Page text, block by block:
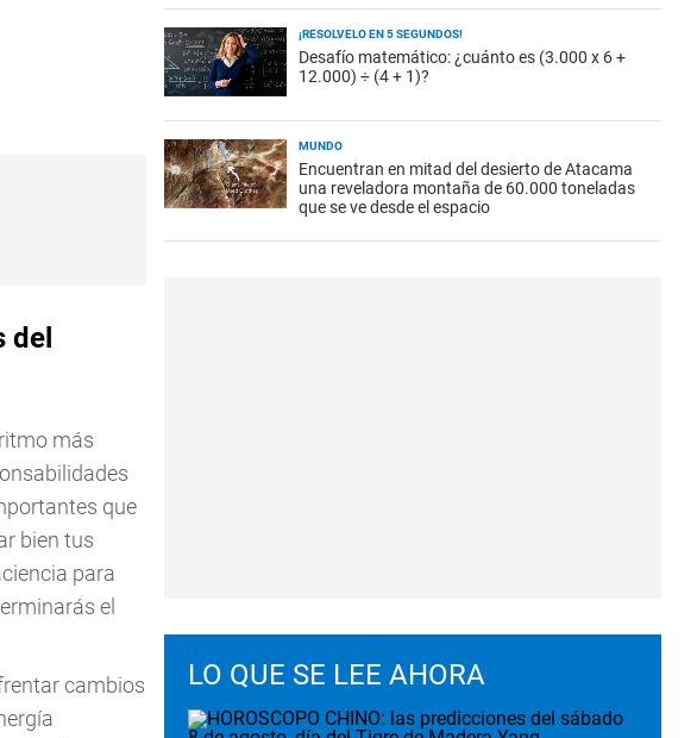
del
más
que
bien tus
para
el
cambios
¡RESOLVELO EN 5 SEGUNDOS!
Desafío matemático: ¿cuánto es (3.000 x 6 +
12.000) ÷ (4 + 1)?
MUNDO
Encuentran en mitad del desierto de Atacama
una reveladora montaña de 60.000 toneladas
que se ve desde el espacio
LO QUE SE LEE AHORA